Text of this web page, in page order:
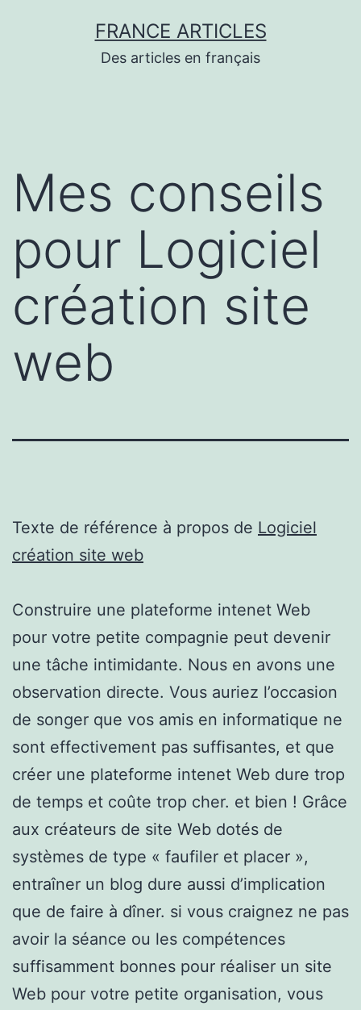
FRANCE ARTICLES
Des articles en français
Mes conseils
pour Logiciel
création site
web
Texte de référence à propos de Logiciel
création site web
Construire une plateforme intenet Web
pour votre petite compagnie peut devenir
une tâche intimidante. Nous en avons une
observation directe. Vous auriez l’occasion
de songer que vos amis en informatique ne
sont effectivement pas suffisantes, et que
créer une plateforme intenet Web dure trop
de temps et coûte trop cher. et bien ! Grâce
aux créateurs de site Web dotés de
systèmes de type « faufiler et placer »,
entraîner un blog dure aussi d’implication
que de faire à dîner. si vous craignez ne pas
avoir la séance ou les compétences
suffisamment bonnes pour réaliser un site
Web pour votre petite organisation, vous